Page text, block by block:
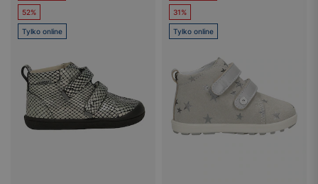
52%
Tylko online
31%
Tylko online